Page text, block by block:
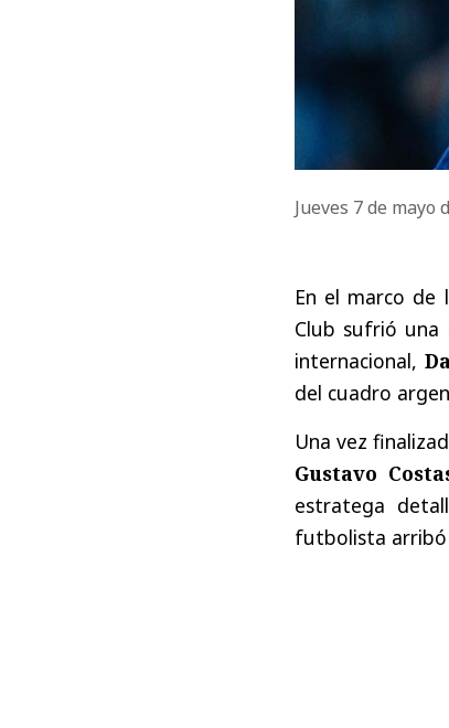
Jueves 7 de mayo
En el marco de
Club sufrió una
internacional,
del cuadro
Una vez
Gustavo
estratega
futbolista arribó